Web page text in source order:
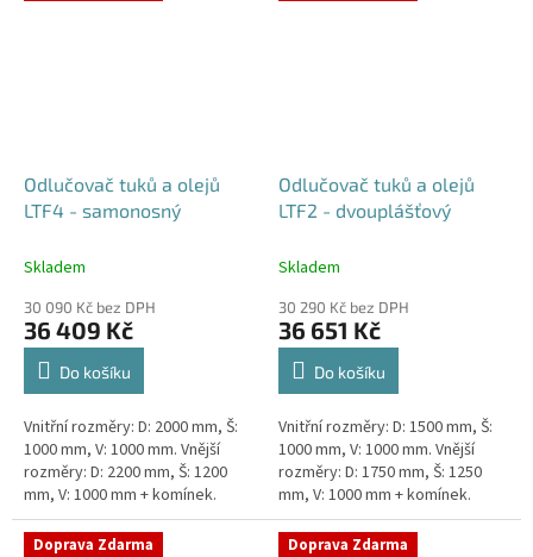
Odlučovač tuků a olejů
LTF4 - samonosný
Skladem
30 090 Kč bez DPH
36 409 Kč
Do košíku
Vnitřní rozměry: D: 2000 mm, Š:
1000 mm, V: 1000 mm. Vnější
rozměry: D: 2200 mm, Š: 1200
mm, V: 1000 mm + komínek.
Lapák tuků do 4l/s nebo 600
jídel denně Průměr a umístění...
Odlučovač tuků a olejů
LTF2 - dvouplášťový
Skladem
30 290 Kč bez DPH
36 651 Kč
Do košíku
Vnitřní rozměry: D: 1500 mm, Š:
1000 mm, V: 1000 mm. Vnější
rozměry: D: 1750 mm, Š: 1250
mm, V: 1000 mm + komínek.
Lapák tuků do 2l/s nebo 250
jídel denně Průměr a umístění...
Doprava Zdarma Doprava Zdarma